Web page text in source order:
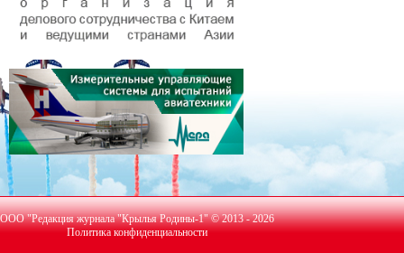
ООО "Редакция журнала "Крылья Родины-1" © 2013 - 2026
Политика конфиденциальности